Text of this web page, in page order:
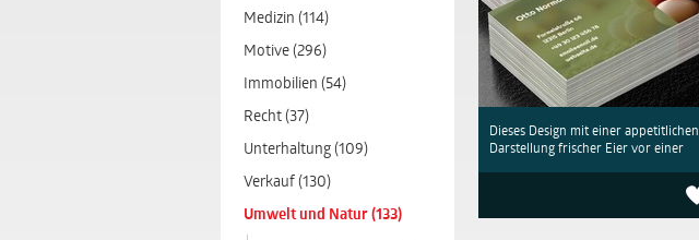
Medizin (114)
Motive (296)
Immobilien (54)
Recht (37)
Unterhaltung (109)
Verkauf (130)
Umwelt und Natur (133)
Dieses Design mit einer appetitlichen
Darstellung frischer Eier vor einer